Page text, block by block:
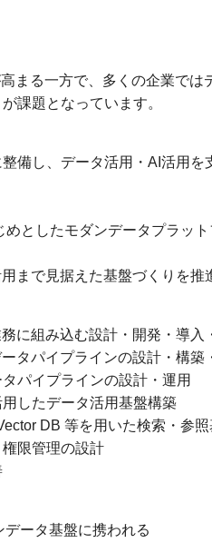
まる一方で、多くの企業では
課題となっています。
備し、データ活用・AI活用を
としたモダンデータプラッ
まで見据えた基盤づくりを推
に組み込む設計・開発・導入
タパイプラインの設計・構築
パイプラインの設計・運用
したデータ活用基盤構築
DB 等を用いた検索・参
限管理の設計
ータ基盤に携われる